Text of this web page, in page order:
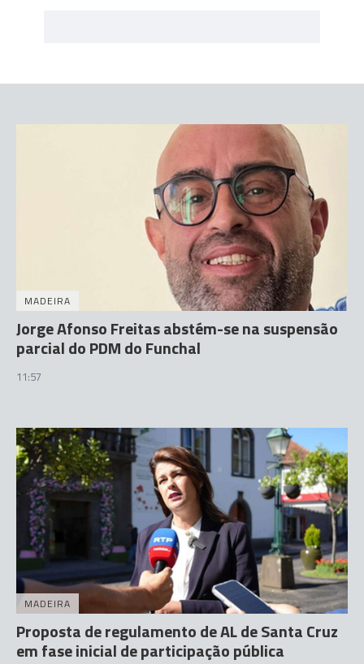
MADEIRA
Jorge Afonso Freitas abstém-se na suspensão
parcial do PDM do Funchal
11:57
MADEIRA
Proposta de regulamento de AL de Santa Cruz
em fase inicial de participação pública